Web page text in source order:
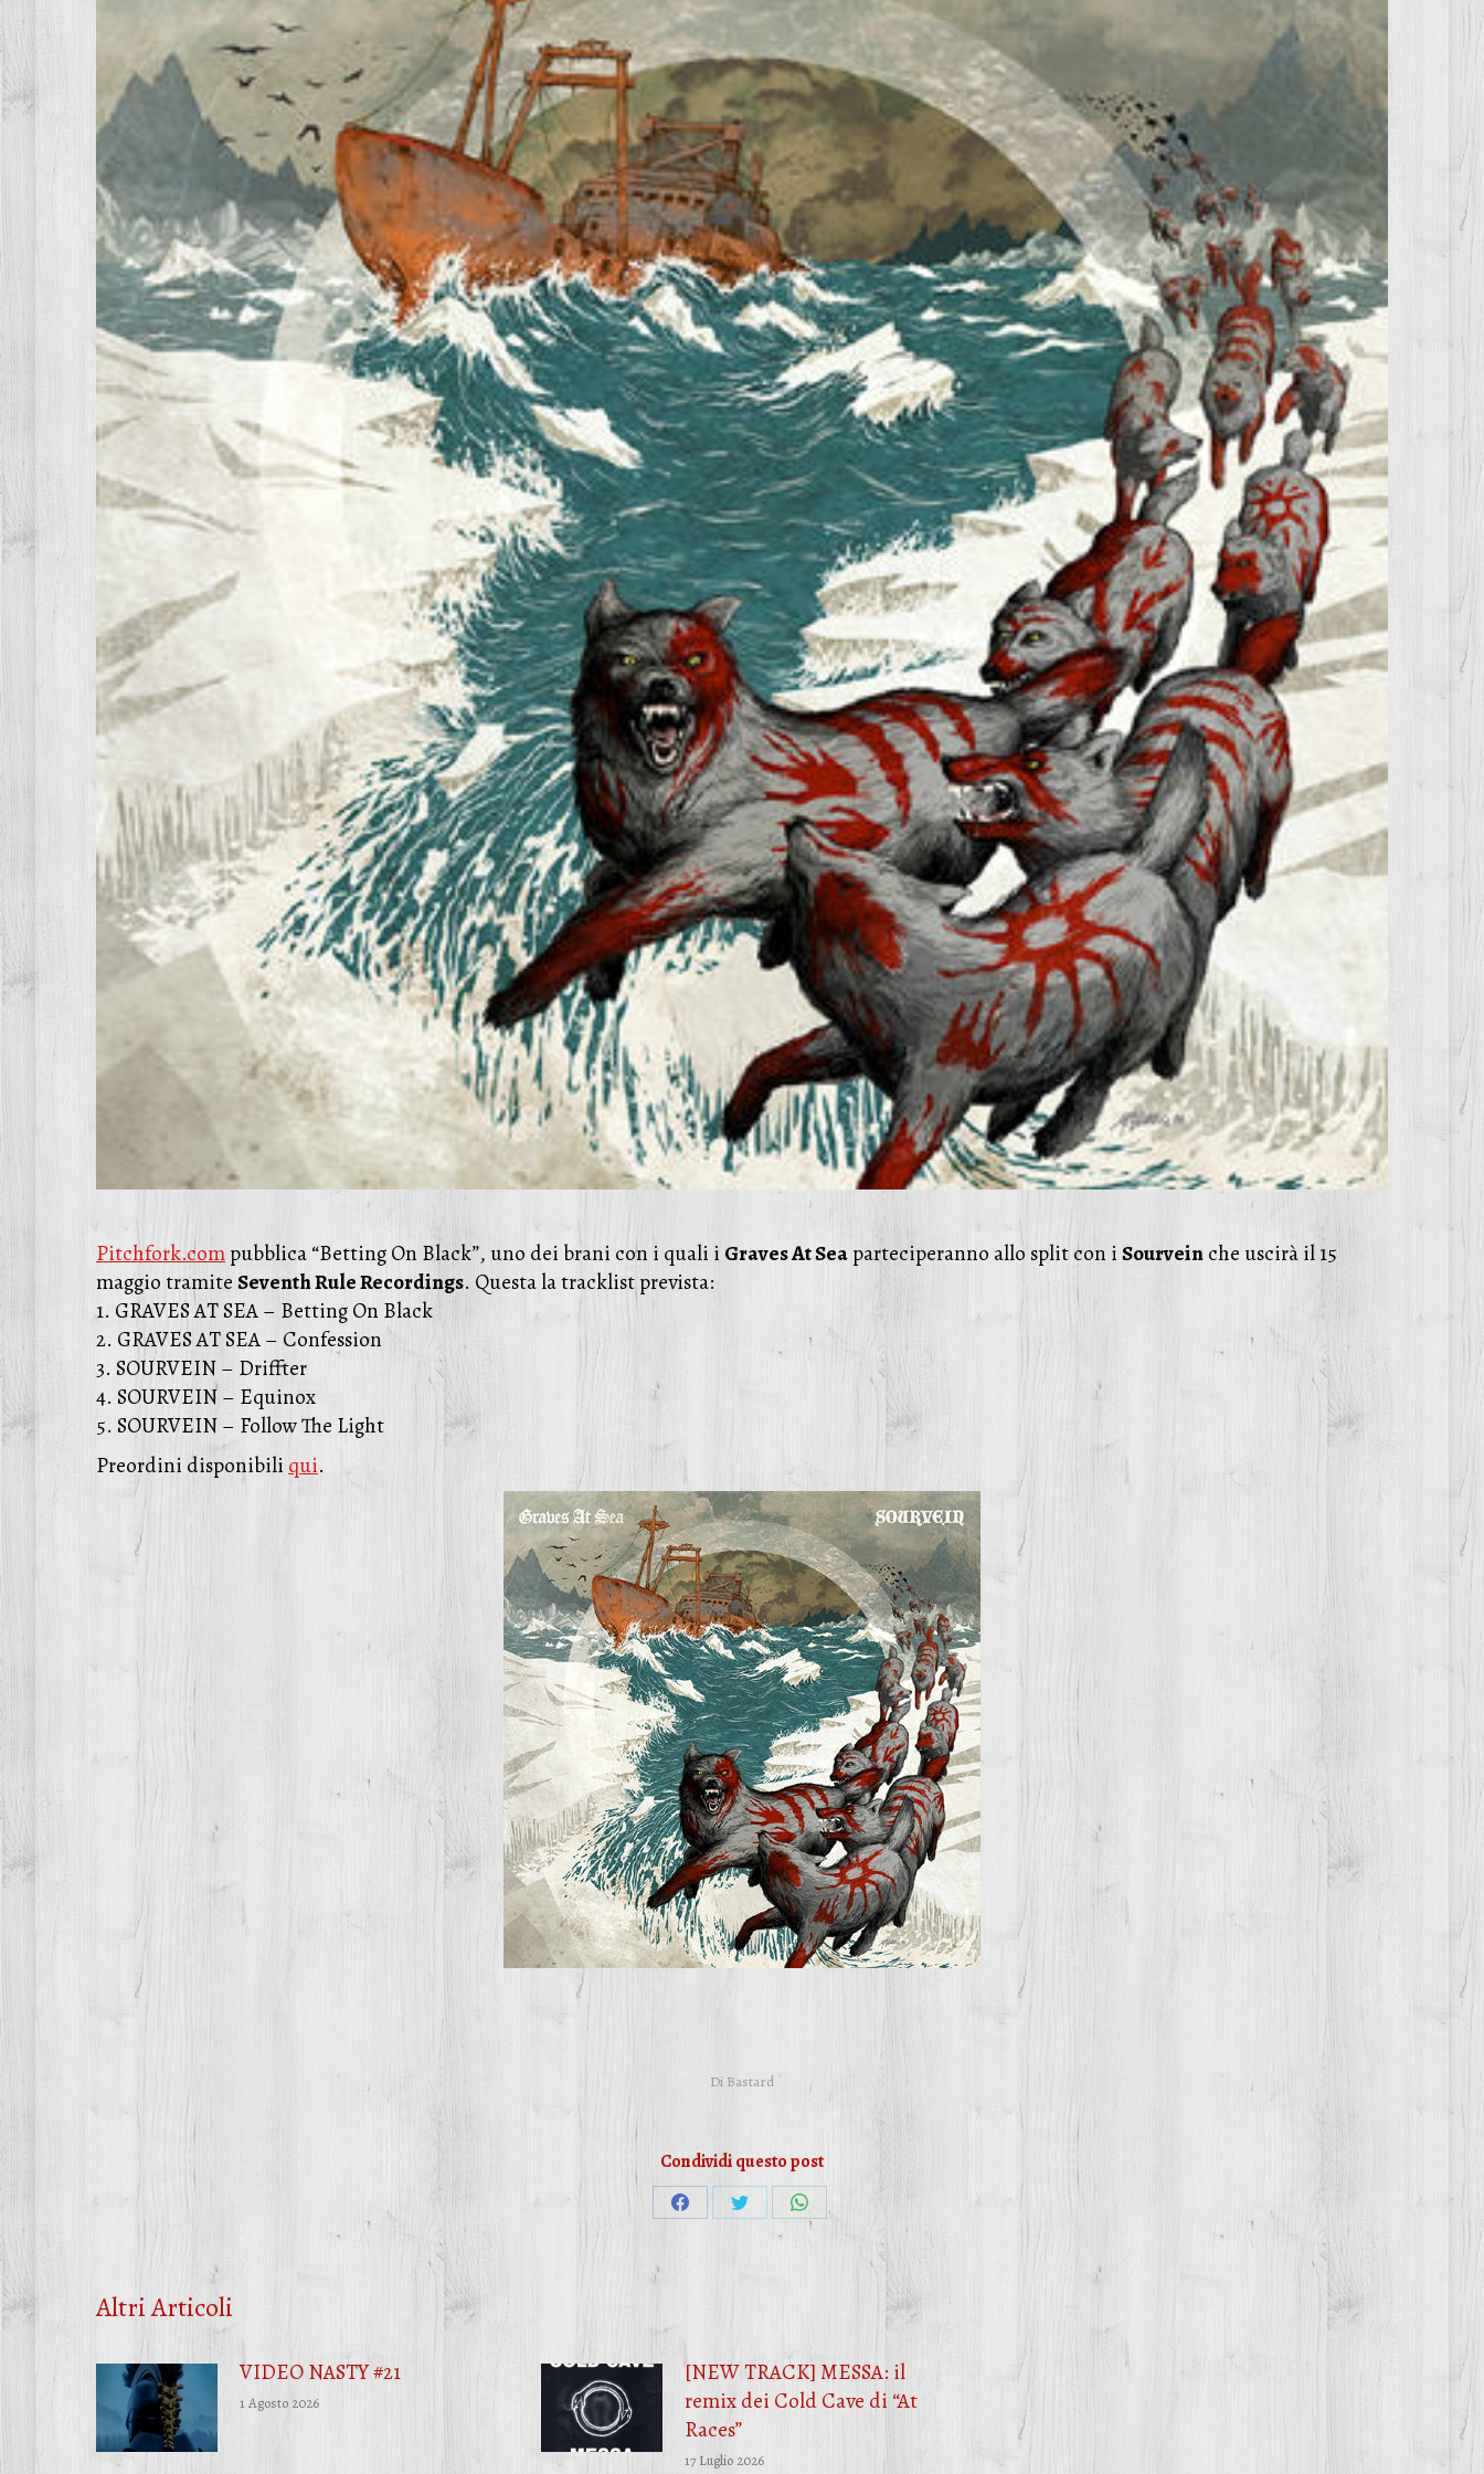
Pitchfork.compubblica “Betting On Black”, uno dei brani con i quali i Graves At Seaparteciperanno allo split con iSourveinche uscirà il 15
maggio tramiteSeventh Rule Recordings. Questa la tracklist prevista:
1. GRAVES AT SEA – Betting On Black
2. GRAVES AT SEA – Confession
3. SOURVEIN – Driffter
4. SOURVEIN – Equinox
5. SOURVEIN – Follow The Light
Preordini disponibili qui.
Di Bastard
Condividi questo post
CondividiCondividiCondividi
WhatsApp
Altri Articoli
VIDEO NASTY #21
1 Agosto 2026
[NEW TRACK] MESSA: il
remix dei Cold Cave di “At
Races”
17 Luglio 2026